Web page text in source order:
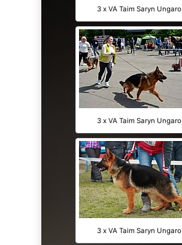
3 x VA Taim Saryn Ungaro
3 x VA Taim Saryn Ungaro
3 x VA Taim Saryn Ungaro